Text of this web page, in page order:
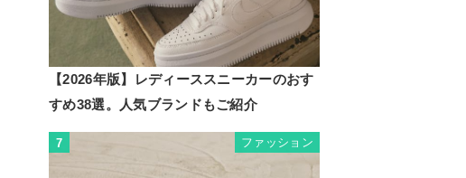
【2026年版】レディーススニーカーのおす
すめ38選。人気ブランドもご紹介
7 ファッション